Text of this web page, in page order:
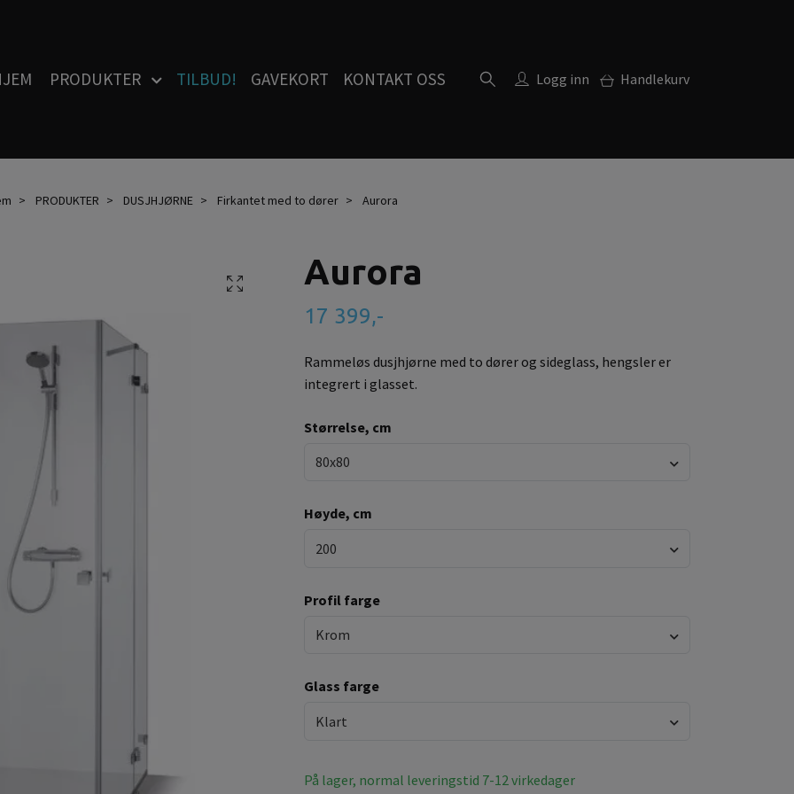
PRODUKTER TILBUD! GAVEKORT KONTAKT OSS Logg inn Handlekurv
PRODUKTER DUSJHJØRNE Firkantet med to dører Aurora
Aurora
17 399,-
Rammeløs dusjhjørne med to dører og sideglass, hengsler er
integrert i glasset.
Størrelse, cm
80x80
Høyde, cm
200
Profil farge
Krom
Glass farge
Klart
På lager, normal leveringstid 7-12 virkedager